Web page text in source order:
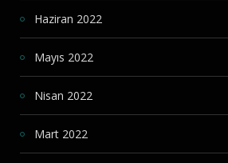
Haziran 2022
Mayıs 2022
Nisan 2022
Mart 2022